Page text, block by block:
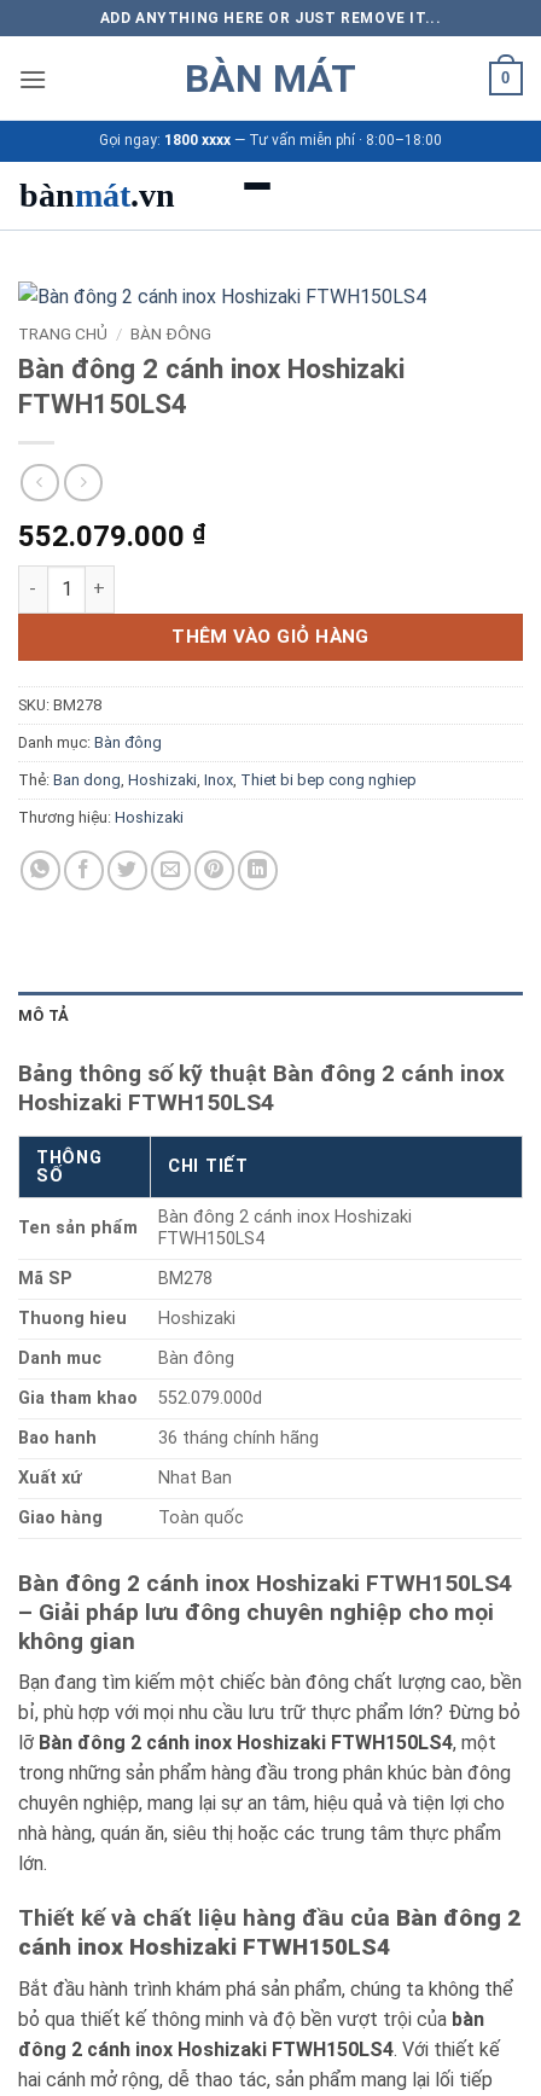
qua
nội
ADD ANYTHING HERE OR JUST REMOVE IT...
BÀN MÁT 0
Gọi ngay: 1800 xxxx — Tư vấn miễn phí · 8:00–18:00
bànmát.vn
Sản phẩm
Thương hiệu
Bảng giá 2026
Ứng dụng
Blog kiến thức
TRANG CHỦ / BÀN ĐÔNG
Bàn đông 2 cánh inox Hoshizaki
FTWH150LS4
552.079.000 ₫
Bàn đông 2 cánh inox Hoshizaki FTWH150LS4 số lượng
THÊM VÀO GIỎ HÀNG
SKU: BM278
Danh mục: Bàn đông
Thẻ: Ban dong Hoshizaki Inox Thiet bi bep cong nghiep
Thương hiệu: Hoshizaki
MÔ TẢ
Bảng thông số kỹ thuật Bàn đông 2 cánh inox
Hoshizaki FTWH150LS4
THÔNG
SỐ
CHI TIẾT
Ten sản phẩm
Bàn đông 2 cánh inox Hoshizaki
FTWH150LS4
Mã SP
BM278
Thuong hieu
Hoshizaki
Danh muc
Bàn đông
Gia tham khao
552.079.000d
Bao hanh
36 tháng chính hãng
Xuất xứ
Nhat Ban
Giao hàng
Toàn quốc
Bàn đông 2 cánh inox Hoshizaki FTWH150LS4
– Giải pháp lưu đông chuyên nghiệp cho mọi
không gian
Bạn đang tìm kiếm một chiếc bàn đông chất lượng cao, bền
bỉ, phù hợp với mọi nhu cầu lưu trữ thực phẩm lớn? Đừng bỏ
lỡ Bàn đông 2 cánh inox Hoshizaki FTWH150LS4, một
trong những sản phẩm hàng đầu trong phân khúc bàn đông
chuyên nghiệp, mang lại sự an tâm, hiệu quả và tiện lợi cho
nhà hàng, quán ăn, siêu thị hoặc các trung tâm thực phẩm
lớn.
Thiết kế và chất liệu hàng đầu của Bàn đông 2
cánh inox Hoshizaki FTWH150LS4
Bắt đầu hành trình khám phá sản phẩm, chúng ta không thể
bỏ qua thiết kế thông minh và độ bền vượt trội của bàn
đông 2 cánh inox Hoshizaki FTWH150LS4. Với thiết kế
hai cánh mở rộng, dễ thao tác, sản phẩm mang lại lối tiếp